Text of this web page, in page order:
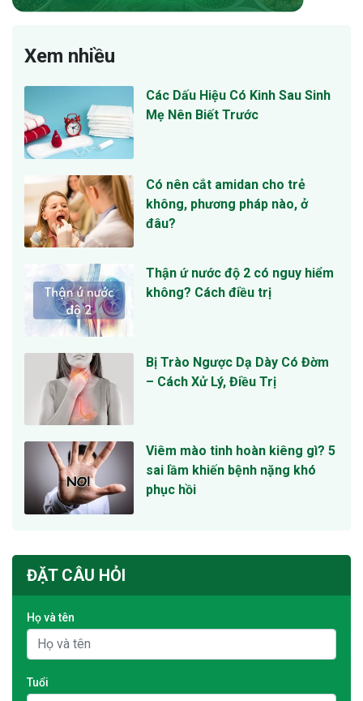
Xem nhiều
Các Dấu Hiệu Có Kinh Sau Sinh
Mẹ Nên Biết Trước
Có nên cắt amidan cho trẻ
không, phương pháp nào, ở
đâu?
Thận ứ nước độ 2 có nguy hiểm
không? Cách điều trị
Bị Trào Ngược Dạ Dày Có Đờm
– Cách Xử Lý, Điều Trị
Viêm mào tinh hoàn kiêng gì? 5
sai lầm khiến bệnh nặng khó
phục hồi
ĐẶT CÂU HỎI
Họ và tên
Tuổi